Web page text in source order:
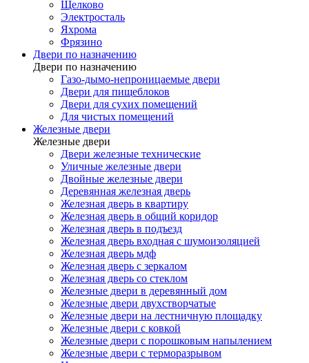
Щелково
Электросталь
Яхрома
Фрязино
Двери по назначению
Двери по назначению
Газо-дымо-непроницаемые двери
Двери для пищеблоков
Двери для сухих помещений
Для чистых помещений
Железные двери
Железные двери
Двери железные технические
Уличные железные двери
Двойные железные двери
Деревянная железная дверь
Железная дверь в квартиру
Железная дверь в общий коридор
Железная дверь в подъезд
Железная дверь входная с шумоизоляцией
Железная дверь мдф
Железная дверь с зеркалом
Железная дверь со стеклом
Железные двери в деревянный дом
Железные двери двухстворчатые
Железные двери на лестничную площадку
Железные двери с ковкой
Железные двери с порошковым напылением
Железные двери с терморазрывом